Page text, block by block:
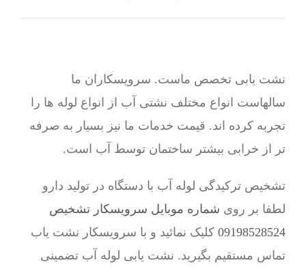
نشت یابی تخصص ماست. سرویسکاران ما
سالهاست انواع مختلف نشتی آب از انواع لوله ها را
تجربه کرده اند. قیمت خدمات ما نیز بسیار به صرفه
تر از خرابی بیشتر ساختمان توسط آب است.
تشخیص ترکیدگی لوله آب با دستگاه در تولید دارو
لطفا بر روی شماره موبایل سرویسکار تشخیص
09198528524 کلیک نمائید و با سرویسکار نشت یاب
تماس مستقیم بگیرید. نشت یابی لوله آب تضمینی